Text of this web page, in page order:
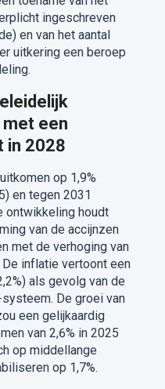
ingeschreven
en van het aantal
uitkering een beroep
een
in 2028
op 1,9%
en tegen 2031
ontwikkeling houdt
van de accijnzen
met de verhoging van
inflatie vertoont een
als gevolg van de
De groei van
een gelijkaardig
van 2,6% in 2025
op middellange
op 1,7%.